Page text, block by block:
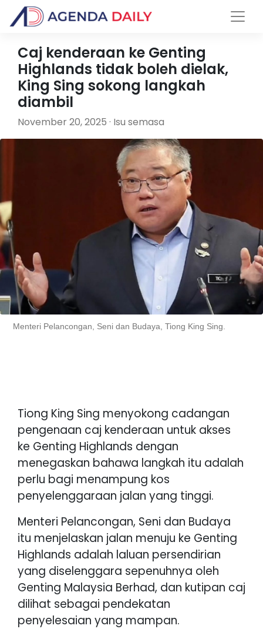
Caj kenderaan ke Genting
Highlands tidak boleh dielak,
King Sing sokong langkah
diambil
November 20, 2025 · Isu semasa
Menteri Pelancongan, Seni dan Budaya, Tiong King Sing.
Tiong King Sing menyokong cadangan
pengenaan caj kenderaan untuk akses
ke Genting Highlands dengan
menegaskan bahawa langkah itu adalah
perlu bagi menampung kos
penyelenggaraan jalan yang tinggi.
Menteri Pelancongan, Seni dan Budaya
itu menjelaskan jalan menuju ke Genting
Highlands adalah laluan persendirian
yang diselenggara sepenuhnya oleh
Genting Malaysia Berhad, dan kutipan caj
dilihat sebagai pendekatan
penyelesaian yang mampan.